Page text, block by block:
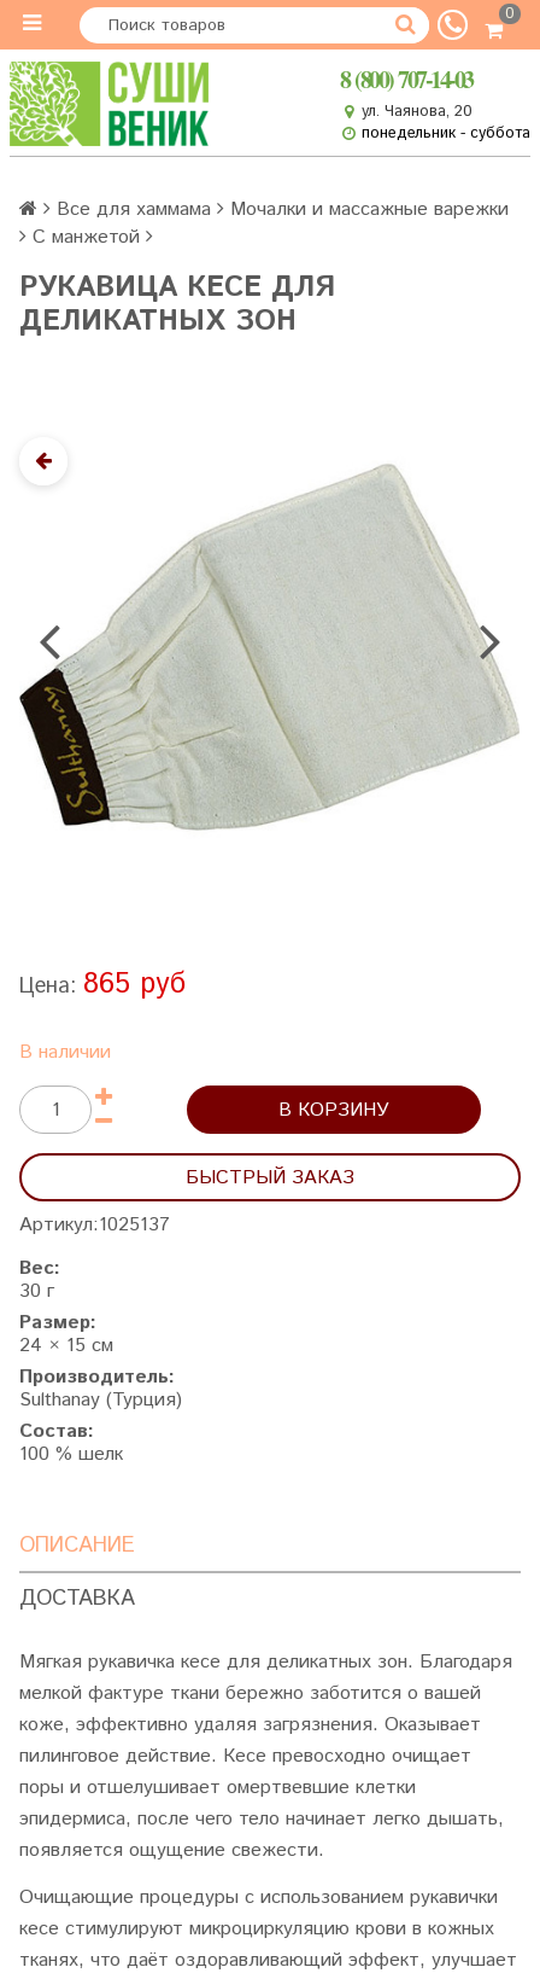
0
8 (800) 707-14-03
ул. Чаянова, 20
понедельник - суббота
Все для хаммама
Мочалки и массажные варежки
С манжетой
РУКАВИЦА КЕСЕ ДЛЯ
ДЕЛИКАТНЫХ ЗОН
Цена: 865 руб
В наличии
В КОРЗИНУ
БЫСТРЫЙ ЗАКАЗ
Артикул:1025137
Вес:
30 г
Размер:
24 × 15 см
Производитель:
Sulthanay (Турция)
Состав:
100 % шелк
ОПИСАНИЕ
ДОСТАВКА
Мягкая рукавичка кесе для деликатных зон. Благодаря
мелкой фактуре ткани бережно заботится о вашей
коже, эффективно удаляя загрязнения. Оказывает
пилинговое действие. Кесе превосходно очищает
поры и отшелушивает омертвевшие клетки
эпидермиса, после чего тело начинает легко дышать,
появляется ощущение свежести.
Очищающие процедуры с использованием рукавички
кесе стимулируют микроциркуляцию крови в кожных
тканях, что даёт оздоравливающий эффект, улучшает